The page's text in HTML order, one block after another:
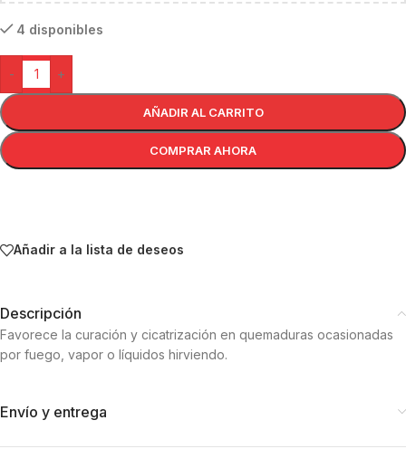
4 disponibles
- +
AÑADIR AL CARRITO
COMPRAR AHORA
Añadir a la lista de deseos
Descripción
Favorece la curación y cicatrización en quemaduras ocasionadas
por fuego, vapor o líquidos hirviendo.
Envío y entrega